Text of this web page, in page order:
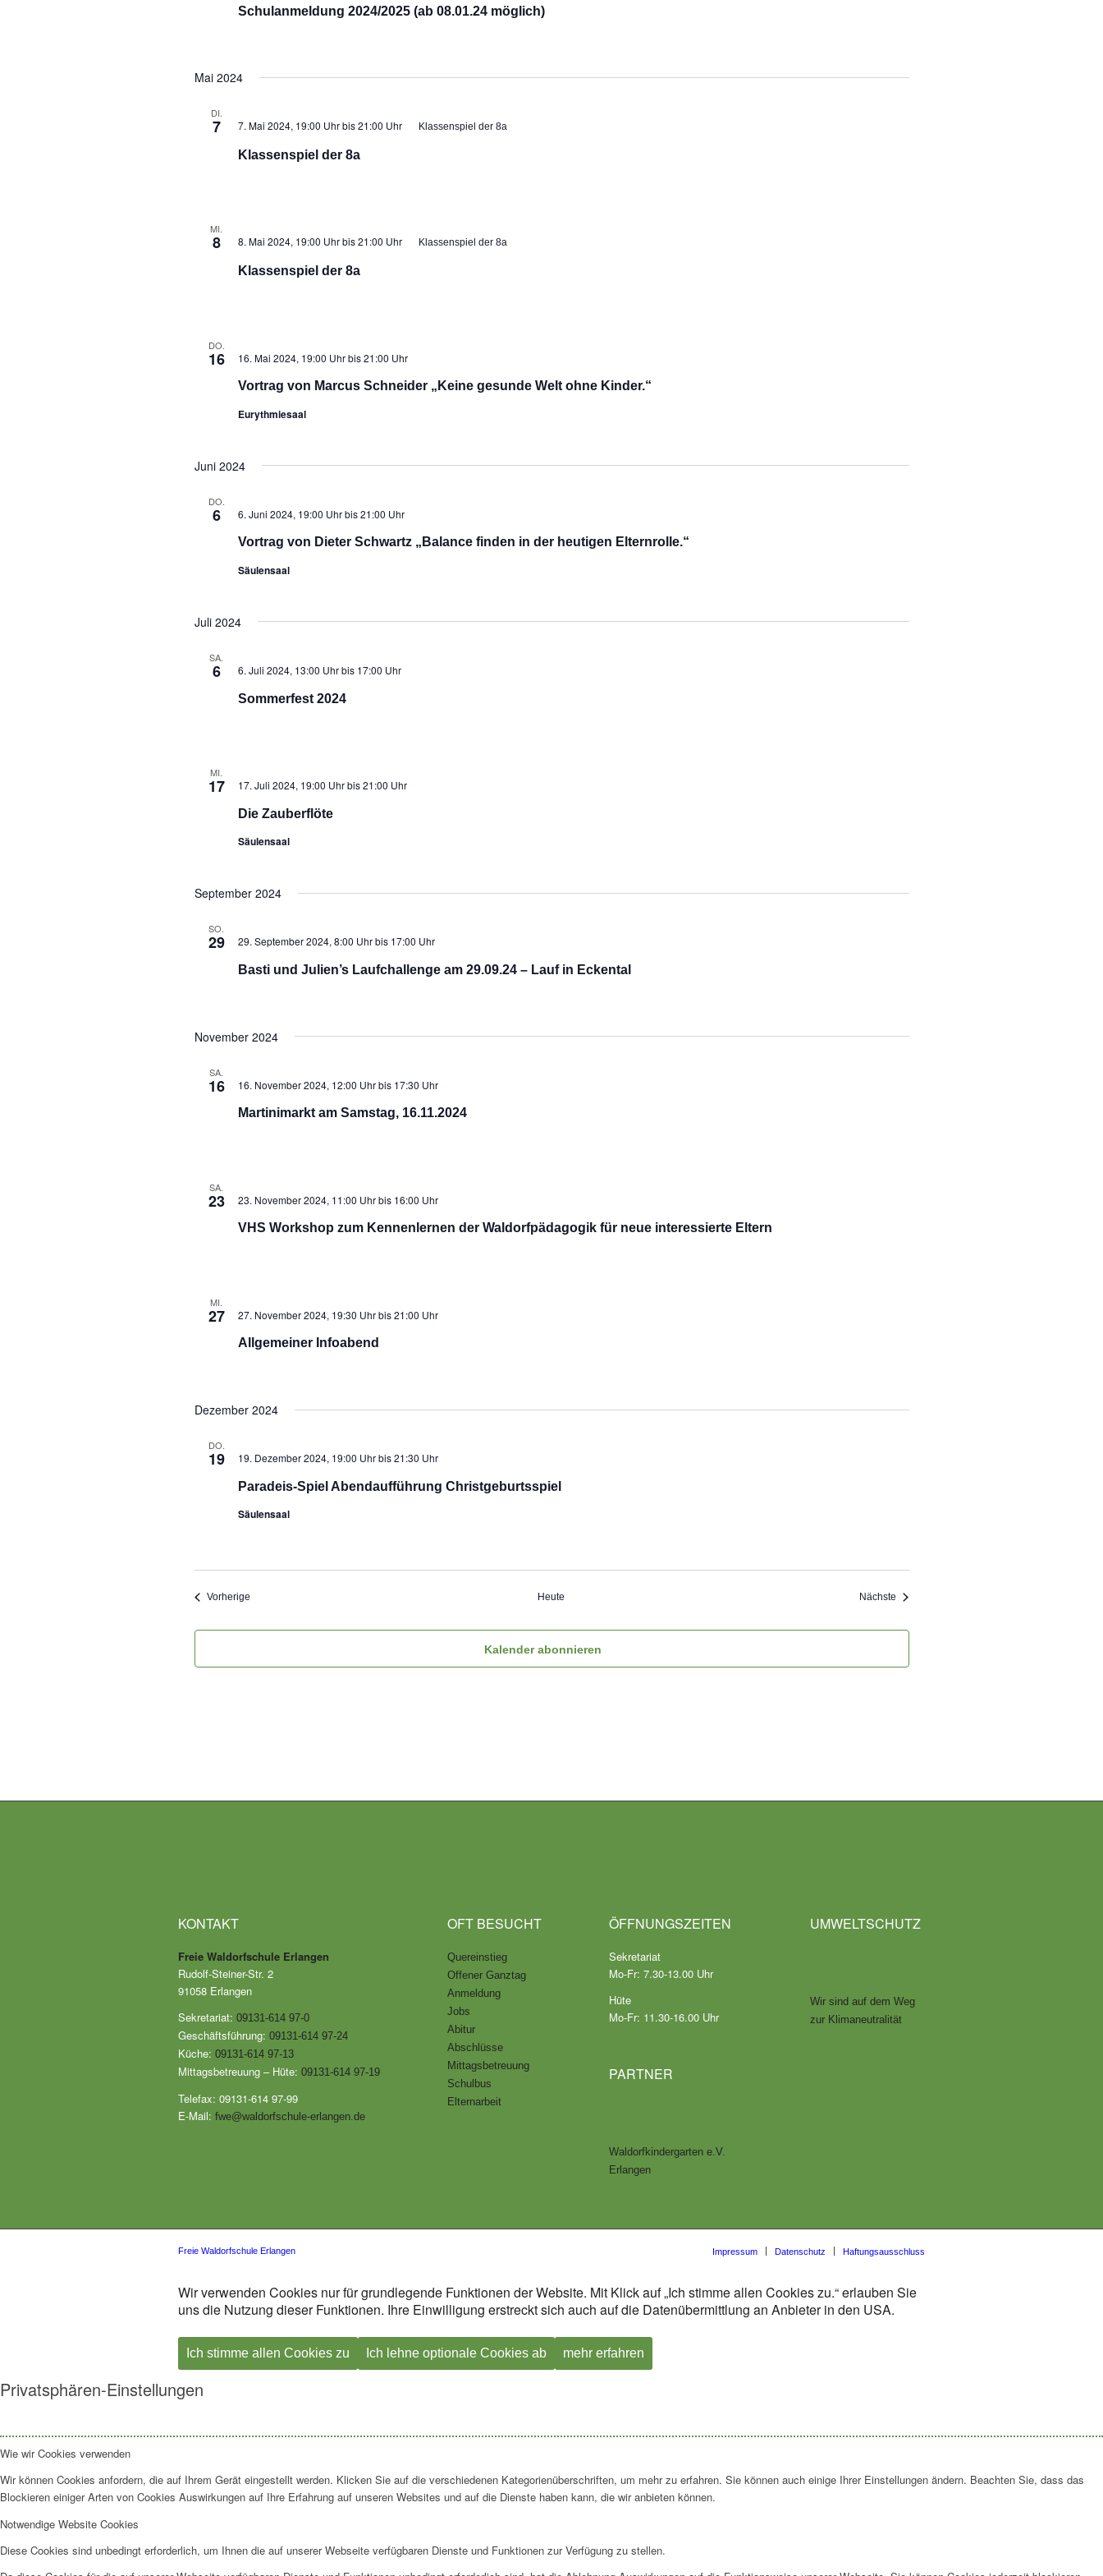
Schulanmeldung 2024/2025 (ab 08.01.24 möglich)
Mai 2024
DI.
7 7. Mai 2024, 19:00 Uhrbis21:00 Uhr Klassenspiel der 8a
Klassenspiel der 8a
MI.
8 8. Mai 2024, 19:00 Uhrbis21:00 Uhr Klassenspiel der 8a
Klassenspiel der 8a
DO.
16 16. Mai 2024, 19:00 Uhrbis21:00 Uhr
Vortrag von Marcus Schneider „Keine gesunde Welt ohne Kinder.“
Eurythmiesaal
Juni 2024
DO.
6 6. Juni 2024, 19:00 Uhrbis21:00 Uhr
Vortrag von Dieter Schwartz „Balance finden in der heutigen Elternrolle.“
Säulensaal
Juli 2024
SA.
6 6. Juli 2024, 13:00 Uhrbis 17:00 Uhr
Sommerfest 2024
MI.
17 17. Juli 2024, 19:00 Uhrbis21:00 Uhr
Die Zauberflöte
Säulensaal
September 2024
SO.
29 29. September 2024, 8:00 Uhrbis 17:00 Uhr
Basti und Julien’s Laufchallenge am 29.09.24 – Lauf in Eckental
November 2024
SA.
16 16. November 2024, 12:00 Uhrbis 17:30 Uhr
Martinimarkt am Samstag, 16.11.2024
SA.
23 23. November 2024, 11:00 Uhrbis 16:00 Uhr
VHS Workshop zum Kennenlernen der Waldorfpädagogik für neue interessierte Eltern
MI.
27 27. November 2024, 19:30 Uhrbis21:00 Uhr
Allgemeiner Infoabend
Dezember 2024
DO.
19 19. Dezember 2024, 19:00 Uhrbis21:30 Uhr
Paradeis-Spiel Abendaufführung Christgeburtsspiel
Säulensaal
VorherigeVeranstaltungen Heute Nächste Veranstaltungen
Kalender abonnieren
KONTAKT
Freie Waldorfschule Erlangen
Rudolf-Steiner-Str. 2
91058 Erlangen
Sekretariat: 09131-614 97-0
Geschäftsführung: 09131-614 97-24
Küche: 09131-614 97-13
Mittagsbetreuung – Hüte: 09131-614 97-19
Telefax: 09131-614 97-99
E-Mail: fwe@waldorfschule-erlangen.de
OFT BESUCHT
Quereinstieg
Offener Ganztag
Anmeldung
Jobs
Abitur
Abschlüsse
Mittagsbetreuung
Schulbus
Elternarbeit
ÖFFNUNGSZEITEN
Sekretariat
Mo-Fr: 7.30-13.00 Uhr
Hüte
Mo-Fr: 11.30-16.00 Uhr
PARTNER
Waldorfkindergarten e.V.
Erlangen
UMWELTSCHUTZ
Wir sind auf dem Weg
zur Klimaneutralität
Freie Waldorfschule Erlangen Impressum Datenschutz Haftungsausschluss
Wir verwenden Cookies nur für grundlegende Funktionen der Website. Mit Klick auf „Ich stimme allen Cookies zu.“ erlauben Sie
uns die Nutzung dieser Funktionen. Ihre Einwilligung erstreckt sich auch auf die Datenübermittlung an Anbieter in den USA.
Ich stimme allen Cookies zu Ich lehne optionale Cookies ab mehr erfahren
Privatsphären-Einstellungen
Wie wir Cookies verwenden
Wir können Cookies anfordern, die auf Ihrem Gerät eingestellt werden. Klicken Sie auf die verschiedenen Kategorienüberschriften, um mehr zu erfahren. Sie können auch einige Ihrer Einstellungen ändern. Beachten Sie, dass das
Blockieren einiger Arten von Cookies Auswirkungen auf Ihre Erfahrung auf unseren Websites und auf die Dienste haben kann, die wir anbieten können.
Notwendige Website Cookies
Diese Cookies sind unbedingt erforderlich, um Ihnen die auf unserer Webseite verfügbaren Dienste und Funktionen zur Verfügung zu stellen.